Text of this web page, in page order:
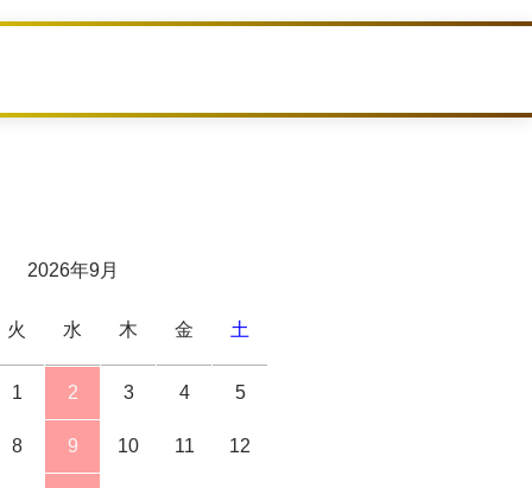
2026年9月
火 水 木 金 土
1 2 3 4 5
8 9 10 11 12